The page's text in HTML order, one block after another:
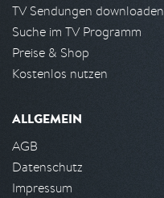
TV Sendungen downloaden
Suche im TV Programm
Preise & Shop
Kostenlos nutzen
ALLGEMEIN
AGB
Datenschutz
Impressum